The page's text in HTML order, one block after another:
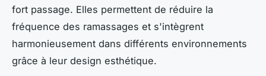
fort passage. Elles permettent de réduire la
fréquence des ramassages et s'intègrent
harmonieusement dans différents environnements
grâce à leur design esthétique.